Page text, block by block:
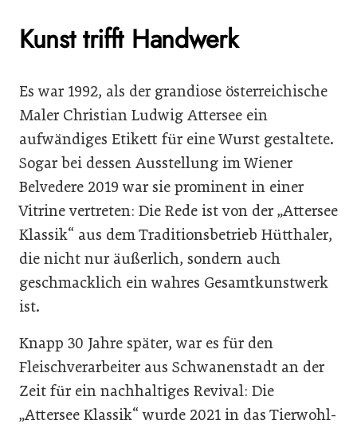
Kunst trifft Handwerk
Es war 1992, als der grandiose österreichische
Maler Christian Ludwig Attersee ein
aufwändiges Etikett für eine Wurst gestaltete.
Sogar bei dessen Ausstellung im Wiener
Belvedere 2019 war sie prominent in einer
Vitrine vertreten: Die Rede ist von der „Attersee
Klassik“ aus dem Traditionsbetrieb Hütthaler,
die nicht nur äußerlich, sondern auch
geschmacklich ein wahres Gesamtkunstwerk
ist.
Knapp 30 Jahre später, war es für den
Fleischverarbeiter aus Schwanenstadt an der
Zeit für ein nachhaltiges Revival: Die
„Attersee Klassik“ wurde 2021 in das Tierwohl-